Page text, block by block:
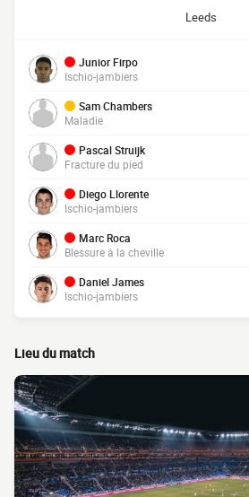
Leeds
Junior Firpo
Ischio-jambiers
Sam Chambers
Maladie
Pascal Struijk
Fracture du pied
Diego Llorente
Ischio-jambiers
Marc Roca
Blessure à la cheville
Daniel James
Ischio-jambiers
Lieu du match